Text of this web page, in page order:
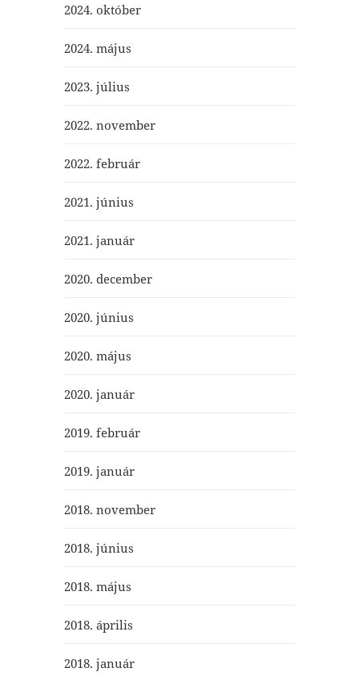
2024. október
2024. május
2023. július
2022. november
2022. február
2021. június
2021. január
2020. december
2020. június
2020. május
2020. január
2019. február
2019. január
2018. november
2018. június
2018. május
2018. április
2018. január